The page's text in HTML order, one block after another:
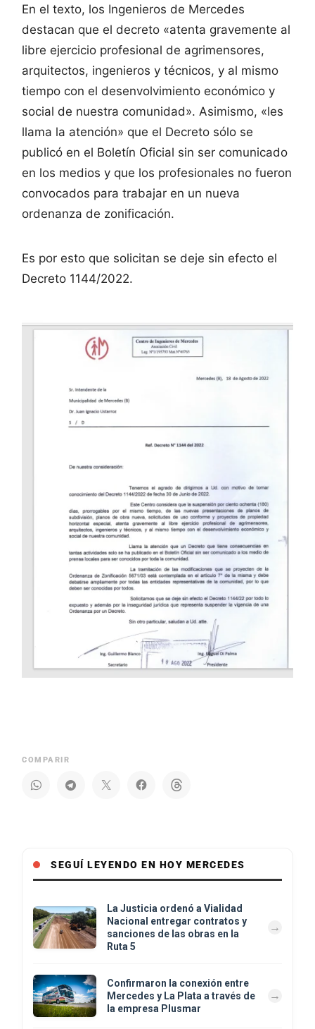
En el texto, los Ingenieros de Mercedes
destacan que el decreto «atenta gravemente al
libre ejercicio profesional de agrimensores,
arquitectos, ingenieros y técnicos, y al mismo
tiempo con el desenvolvimiento económico y
social de nuestra comunidad». Asimismo, «les
llama la atención» que el Decreto sólo se
publicó en el Boletín Oficial sin ser comunicado
en los medios y que los profesionales no fueron
convocados para trabajar en un nueva
ordenanza de zonificación.
Es por esto que solicitan se deje sin efecto el
Decreto 1144/2022.
COMPARIR
SEGUÍ LEYENDO EN HOY MERCEDES
La Justicia ordenó a Vialidad
Nacional entregar contratos y
sanciones de las obras en la
Ruta 5
Confirmaron la conexión entre
Mercedes y La Plata a través de
la empresa Plusmar